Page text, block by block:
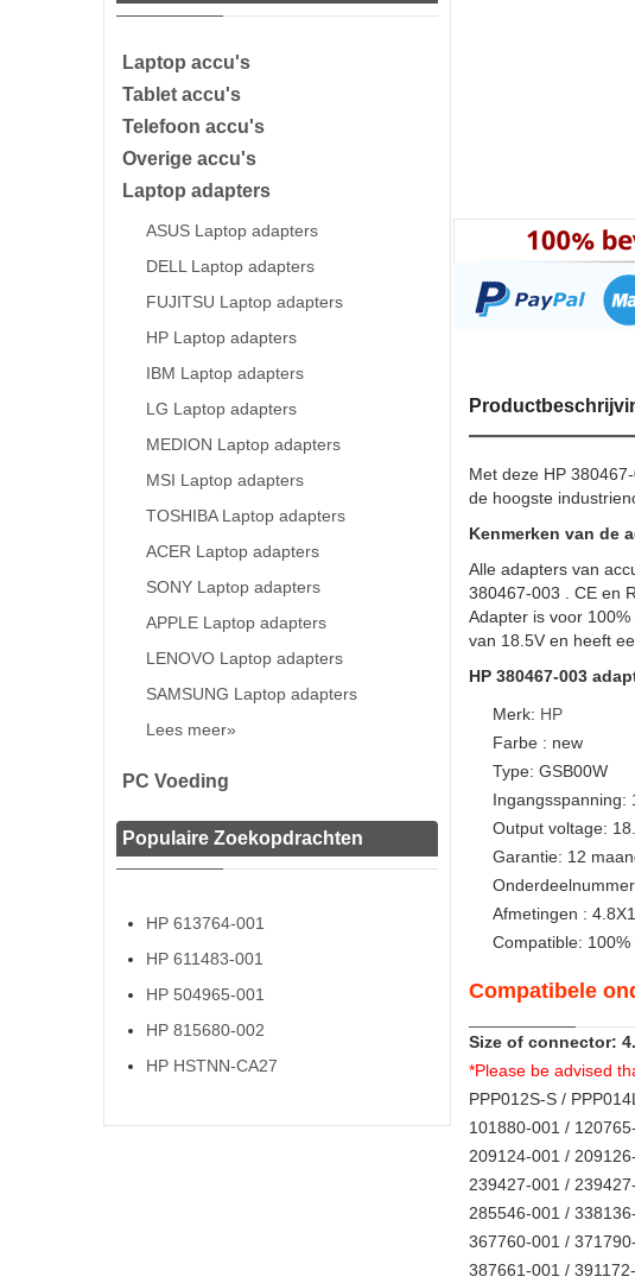
Laptop accu's
Tablet accu's
Telefoon accu's
Overige accu's
Laptop adapters
ASUS Laptop adapters
DELL Laptop adapters
FUJITSU Laptop adapters
HP Laptop adapters
IBM Laptop adapters
LG Laptop adapters
MEDION Laptop adapters
MSI Laptop adapters
TOSHIBA Laptop adapters
ACER Laptop adapters
SONY Laptop adapters
APPLE Laptop adapters
LENOVO Laptop adapters
SAMSUNG Laptop adapters
Lees meer»
PC Voeding
Populaire Zoekopdrachten
HP 613764-001
HP 611483-001
HP 504965-001
HP 815680-002
HP HSTNN-CA27
Met deze HP
de hoogste
Kenmerken van de
Alle adapters van
380467-003 . CE en
Adapter is voor
van 18.5V en heeft
HP 380467-003
Merk: HP
Farbe : new
Type: GSB00W
Ingangsspanning:
Output voltage:
Garantie: 12
Afmetingen :
Compatible: 100%
Compatibele
Size of connector:
*Please be advised
PPP012S-S /
101880-001 /
209124-001 /
239427-001 /
285546-001 /
367760-001 /
387661-001 /